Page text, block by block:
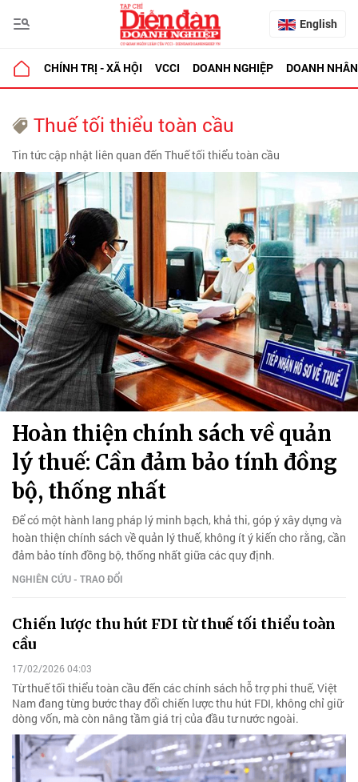
English
CHÍNH TRỊ - XÃ HỘI VCCI DOANH NGHIỆP DOANH NHÂN
Thuế tối thiểu toàn cầu
Tin tức cập nhật liên quan đến Thuế tối thiểu toàn cầu
Hoàn thiện chính sách về quản
lý thuế: Cần đảm bảo tính đồng
bộ, thống nhất
Để có một hành lang pháp lý minh bạch, khả thi, góp ý xây dựng và
hoàn thiện chính sách về quản lý thuế, không ít ý kiến cho rằng, cần
đảm bảo tính đồng bộ, thống nhất giữa các quy định.
NGHIÊN CỨU - TRAO ĐỔI
Chiến lược thu hút FDI từ thuế tối thiểu toàn
cầu
17/02/2026 04:03
Từ thuế tối thiểu toàn cầu đến các chính sách hỗ trợ phi thuế, Việt
Nam đang từng bước thay đổi chiến lược thu hút FDI, không chỉ giữ
dòng vốn, mà còn nâng tầm giá trị của đầu tư nước ngoài.